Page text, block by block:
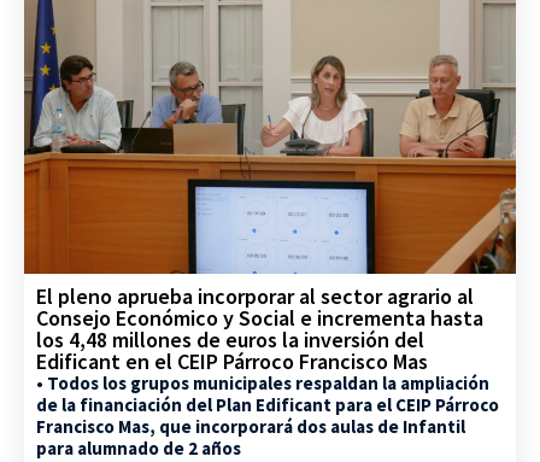
El pleno aprueba incorporar al sector agrario al
Consejo Económico y Social e incrementa hasta
los 4,48 millones de euros la inversión del
Edificant en el CEIP Párroco Francisco Mas
• Todos los grupos municipales respaldan la ampliación
de la financiación del Plan Edificant para el CEIP Párroco
Francisco Mas, que incorporará dos aulas de Infantil
para alumnado de 2 años